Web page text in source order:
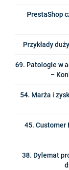
PrestaShop
Przykłady
69. Patologie w
–
54. Marża i
45. Customer
38. Dylemat